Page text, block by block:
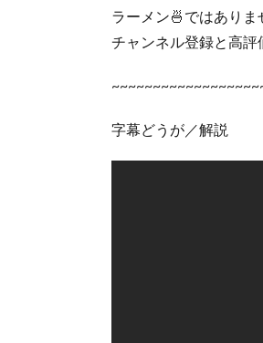
ラーメン🍜ではありま
チャンネル登録と高
字幕どうが／解説